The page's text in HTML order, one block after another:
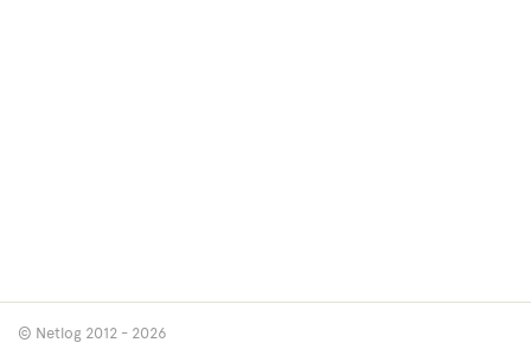
© Netlog 2012 - 2026